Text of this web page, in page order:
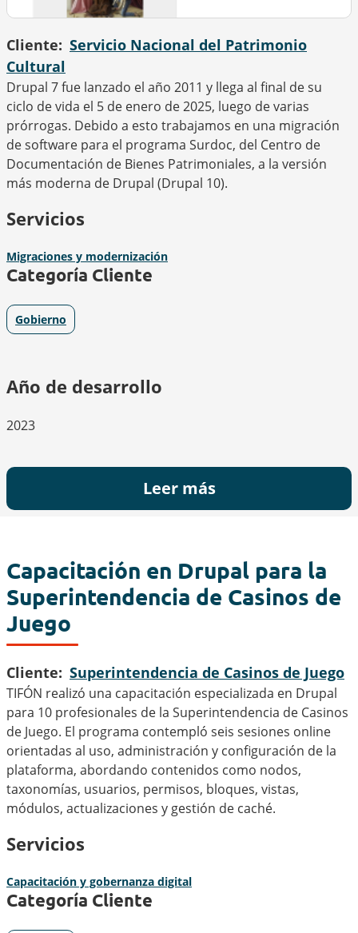
Cliente
Servicio Nacional del Patrimonio
Cultural
Drupal 7 fue lanzado el año 2011 y llega al final de su
ciclo de vida el 5 de enero de 2025, luego de varias
prórrogas. Debido a esto trabajamos en una migración
de software para el programa Surdoc, del Centro de
Documentación de Bienes Patrimoniales, a la versión
más moderna de Drupal (Drupal 10).
Servicios
Migraciones y modernización
Categoría Cliente
Gobierno
Año de desarrollo
2023
Leer más
Capacitación en Drupal para la
Superintendencia de Casinos de
Juego
Cliente Superintendencia de Casinos de Juego
TIFÓN realizó una capacitación especializada en Drupal
para 10 profesionales de la Superintendencia de Casinos
de Juego. El programa contempló seis sesiones online
orientadas al uso, administración y configuración de la
plataforma, abordando contenidos como nodos,
taxonomías, usuarios, permisos, bloques, vistas,
módulos, actualizaciones y gestión de caché.
Servicios
Capacitación y gobernanza digital
Categoría Cliente